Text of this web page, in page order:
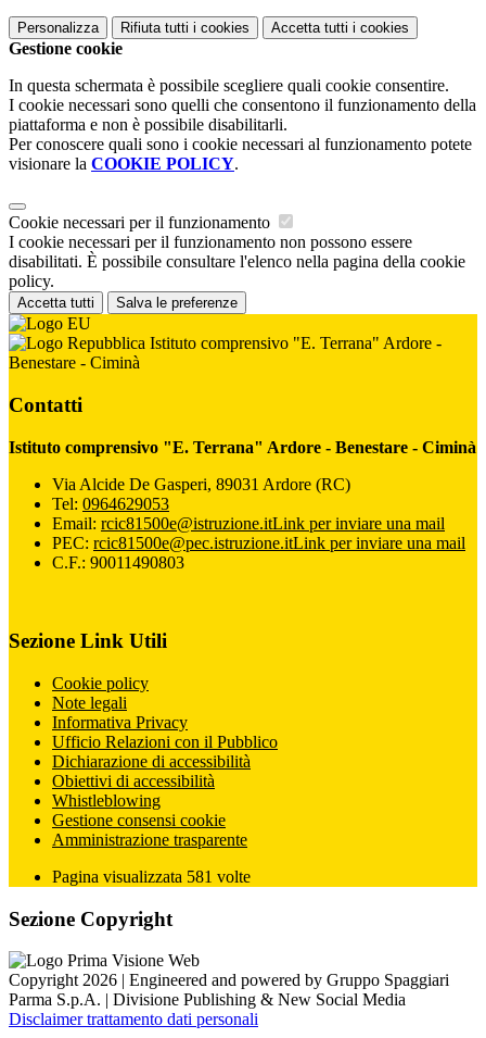
Personalizza Rifiuta tutti i cookies Accetta tutti i cookies
Gestione cookie
In questa schermata è possibile scegliere quali cookie consentire.
I cookie necessari sono quelli che consentono il funzionamento della
piattaforma e non è possibile disabilitarli.
Per conoscere quali sono i cookie necessari al funzionamento potete
visionare la COOKIE POLICY.
Cookie necessari per il funzionamento
I cookie necessari per il funzionamento non possono essere
disabilitati. È possibile consultare l'elenco nella pagina della cookie
policy.
Accetta tutti Salva le preferenze
Istituto comprensivo "E. Terrana" Ardore -
Benestare - Ciminà
Contatti
Istituto comprensivo "E. Terrana" Ardore - Benestare - Ciminà
Via Alcide De Gasperi, 89031 Ardore (RC)
Tel: 0964629053
Email: rcic81500e@istruzione.itLink per inviare una mail
PEC: rcic81500e@pec.istruzione.itLink per inviare una mail
C.F.: 90011490803
Sezione Link Utili
Cookie policy
Note legali
Informativa Privacy
Ufficio Relazioni con il Pubblico
Dichiarazione di accessibilità
Obiettivi di accessibilità
Whistleblowing
Gestione consensi cookie
Amministrazione trasparente
Pagina visualizzata 581 volte
Sezione Copyright
Copyright 2026 | Engineered and powered by Gruppo Spaggiari
Parma S.p.A. | Divisione Publishing & New Social Media
Disclaimer trattamento dati personali